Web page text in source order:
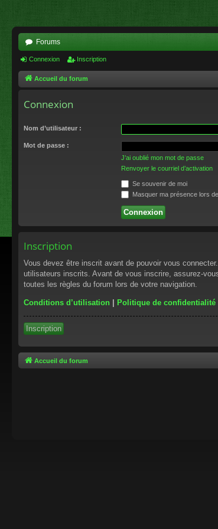
Forums
Connexion Inscription
Accueil du forum
Connexion
Nom d’utilisateur :
Mot de passe :
J’ai oublié mon mot de passe
Renvoyer le courriel d’activation
Se souvenir de moi
Masquer ma présence lors
Inscription
Vous devez être inscrit avant de pouvoir vous
utilisateurs inscrits. Avant de vous inscrire, assurez-
toutes les règles du forum lors de votre navigation.
Conditions d’utilisation | Politique de confidentialité
Inscription
Accueil du forum